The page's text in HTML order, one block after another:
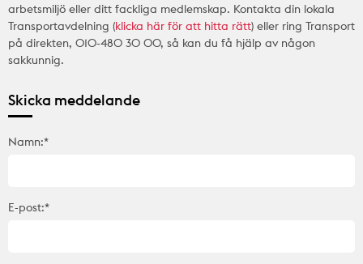
arbetsmiljö eller ditt fackliga medlemskap. Kontakta din lokala
Transportavdelning (klicka här för att hitta rätt) eller ring Transport
på direkten, 010-480 30 00, så kan du få hjälp av någon
sakkunnig.
Skicka meddelande
Namn:*
E-post:*